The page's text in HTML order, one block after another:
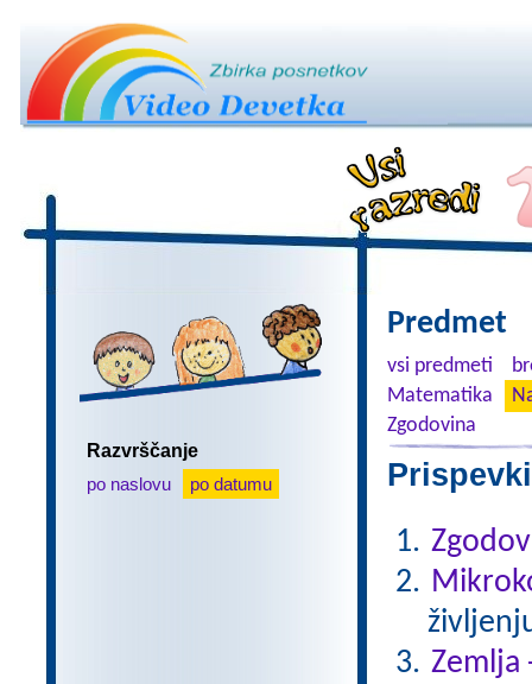
Razvrščanje
po naslovu
po datumu
Predmet
vsi predmeti
Matematika
Zgodovina
Zemlja